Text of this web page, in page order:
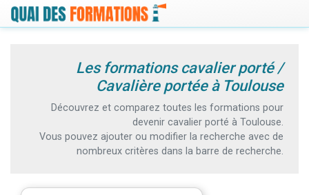
Les formations cavalier porté /
Cavalière portée à Toulouse
Découvrez et comparez toutes les formations pour
devenir cavalier porté à Toulouse.
Vous pouvez ajouter ou modifier la recherche avec de
nombreux critères dans la barre de recherche.